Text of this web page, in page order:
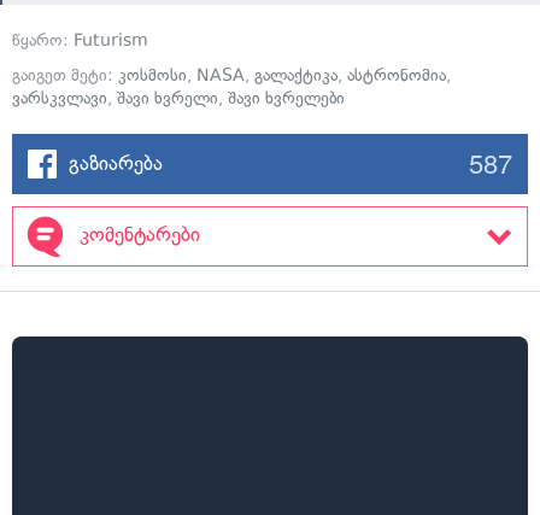
წყარო: Futurism
გაიგეთ მეტი: კოსმოსი, NASA, გალაქტიკა, ასტრონომია,
ვარსკვლავი, შავი ხვრელი, შავი ხვრელები
გაზიარება 587
კომენტარები